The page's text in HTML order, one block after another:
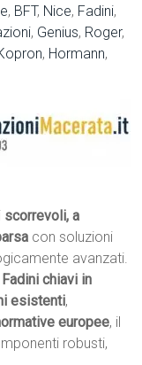
, BFT, Nice, Fadini,
, Genius, Roger,
, Hormann,
scorrevoli, a
con soluzioni
avanzati.
chiavi in
esistenti,
europee, il
robusti,